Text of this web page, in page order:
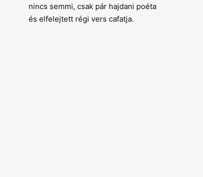
nincs semmi, csak pár hajdani poéta
és elfelejtett régi vers cafatja.